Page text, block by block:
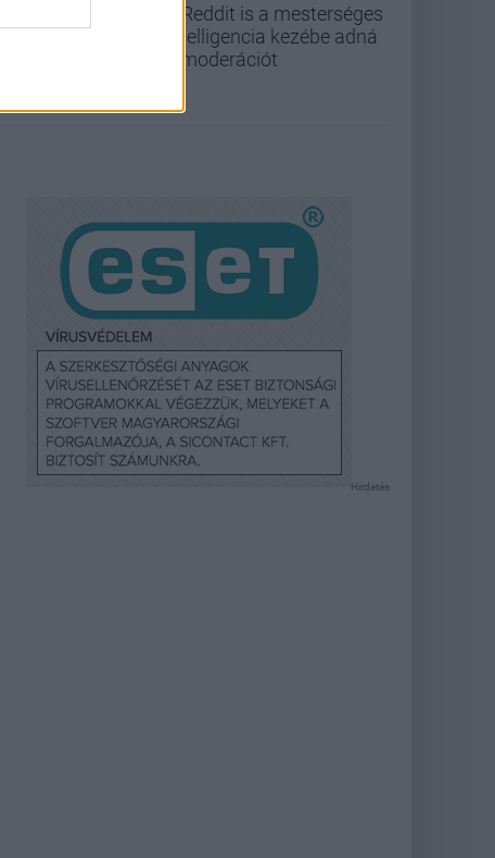
A Reddit is a mesterséges
intelligencia kezébe adná
a moderációt
Hirdetés